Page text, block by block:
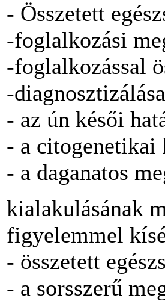
- Összetett
-foglalkozási
-foglalkozással
-
- az ún késői
- a citogenetikai
- a daganatos
kialakulásának
figyelemmel
- összetett
- a sorsszerű